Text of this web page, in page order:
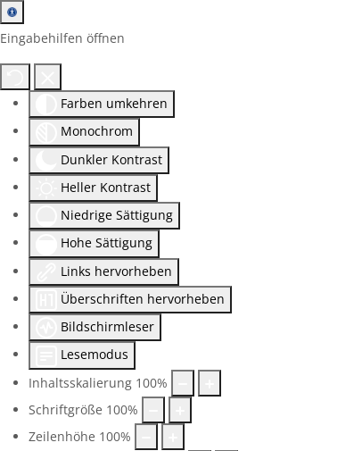
Eingabehilfen öffnen
Farben umkehren
Monochrom
Dunkler Kontrast
Heller Kontrast
Niedrige Sättigung
Hohe Sättigung
Links hervorheben
Überschriften hervorheben
Bildschirmleser
Lesemodus
Inhaltsskalierung 100%
Schriftgröße 100%
Zeilenhöhe 100%